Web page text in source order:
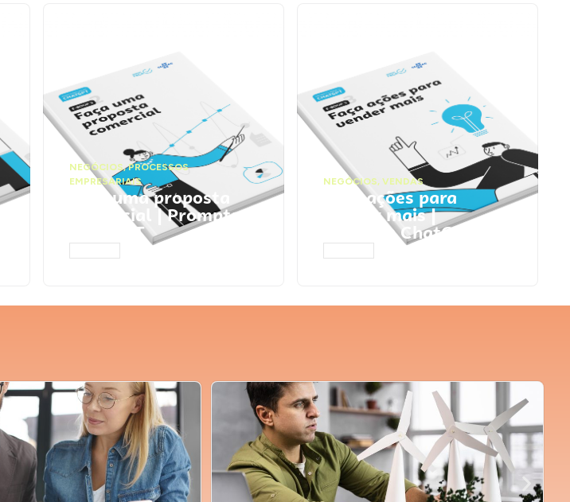
NEGÓCIOS,PROCESSOS
EMPRESARIAIS
Faça uma proposta
comercial | Prompts
ChatGPT
NEGÓCIOS, VENDAS
Faça ações para
vender mais |
Prompts ChatGPT